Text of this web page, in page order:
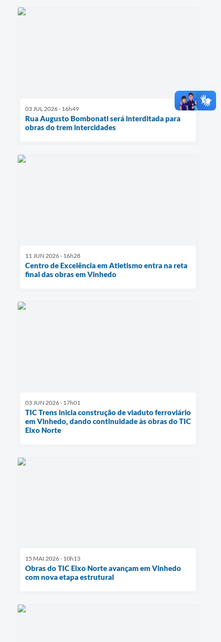
03 JUL 2026 - 16h49
Rua Augusto Bombonati será interditada para
obras do trem intercidades
11 JUN 2026 - 16h28
Centro de Excelência em Atletismo entra na reta
final das obras em Vinhedo
03 JUN 2026 - 17h01
TIC Trens inicia construção de viaduto ferroviário
em Vinhedo, dando continuidade às obras do TIC
Eixo Norte
15 MAI 2026 - 10h13
Obras do TIC Eixo Norte avançam em Vinhedo
com nova etapa estrutural